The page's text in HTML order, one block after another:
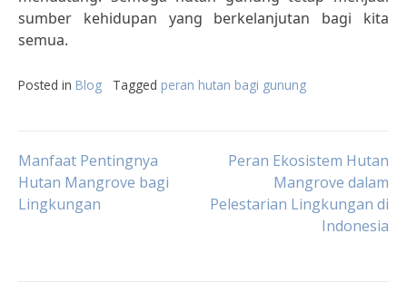
sumber kehidupan yang berkelanjutan bagi kita
semua.
Posted in Blog Tagged peran hutan bagi gunung
Post
navigation
Manfaat Pentingnya
Hutan Mangrove bagi
Lingkungan
Peran Ekosistem Hutan
Mangrove dalam
Pelestarian Lingkungan di
Indonesia